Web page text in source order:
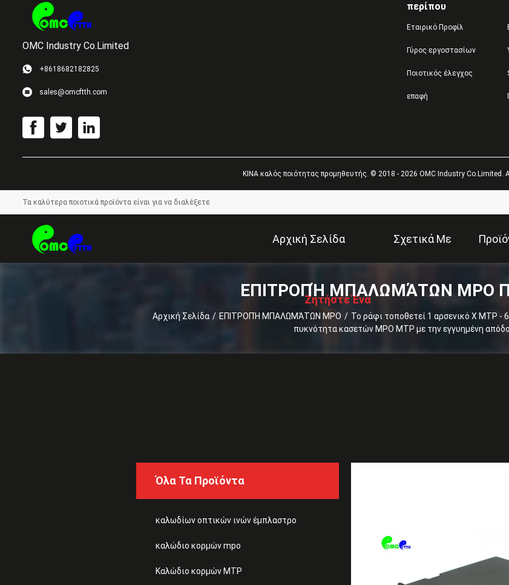
OMC Industry Co.Limited
+8618682182825
sales@omcftth.com
περίπου
Εταιρικό Προφίλ
Γύρος εργοστασίων
Ποιοτικός έλεγχος
επαφή
ΚΙΝΑ καλός ποιότητας προμηθευτής. © 2018 - 2026 OMC Industry Co.Limited.
Τα καλύτερα ποιοτικά προϊόντα είναι για να διαλέξετε
Αρχική Σελίδα Σχετικά Με
Εμάς
Ζητήστε Ένα
ΕΠΙΤΡΟΠΉ ΜΠΑΛΩΜΆΤΩΝ MPO
Αρχική Σελίδα / ΕΠΙΤΡΟΠΉ ΜΠΑΛΩΜΆΤΩΝ MPO / Το ράφι τοποθετεί 1 αρσενικό Χ MTP -
πυκνότητα κασετών MPO MTP με την εγγυημένη
Όλα Τα Προϊόντα
καλωδίων οπτικών ινών έμπλαστρο
καλώδιο κορμών mpo
Καλώδιο κορμών MTP